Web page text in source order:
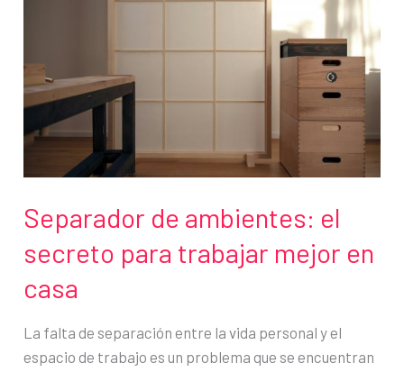
la
atención
al
instante
Separador de ambientes: el
secreto para trabajar mejor en
casa
La falta de separación entre la vida personal y el
espacio de trabajo es un problema que se encuentran